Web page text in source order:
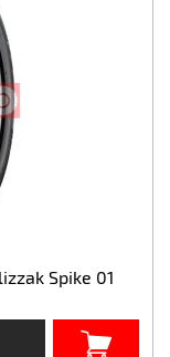
Spike 01